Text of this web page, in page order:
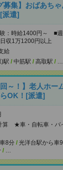
募集】おばあち
派遣]
：時給1400円～ ■
1万1200円以上
給
)駅 / 中筋駅 / 高取駅 /
回～！】老人ホー
OK！[派遣]
算 ★車・自転車・バ
8分 / 光洋台駅から車
/